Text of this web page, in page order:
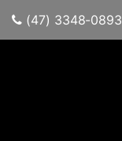
(47) 3348-0893